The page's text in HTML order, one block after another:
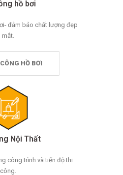
hồ bơi
đảm bảo chất lượng đẹp
mắt.
HỒ BƠI
Nội Thất
công trình và tiến độ thi
công.